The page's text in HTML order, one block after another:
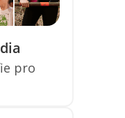
pro